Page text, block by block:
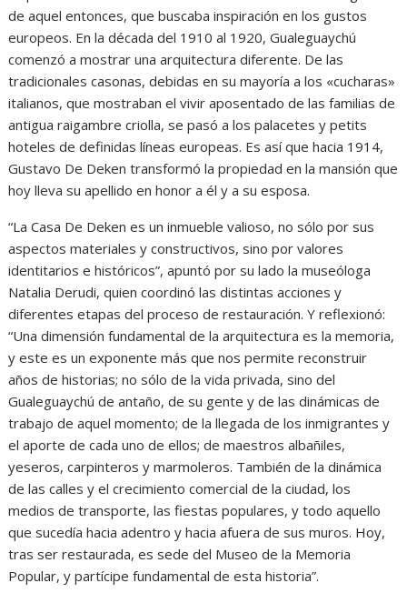
de aquel entonces, que buscaba inspiración en los gustos
europeos. En la década del 1910 al 1920, Gualeguaychú
comenzó a mostrar una arquitectura diferente. De las
tradicionales casonas, debidas en su mayoría a los «cucharas»
italianos, que mostraban el vivir aposentado de las familias de
antigua raigambre criolla, se pasó a los palacetes y petits
hoteles de definidas líneas europeas. Es así que hacia 1914,
Gustavo De Deken transformó la propiedad en la mansión que
hoy lleva su apellido en honor a él y a su esposa.
“La Casa De Deken es un inmueble valioso, no sólo por sus
aspectos materiales y constructivos, sino por valores
identitarios e históricos”, apuntó por su lado la museóloga
Natalia Derudi, quien coordinó las distintas acciones y
diferentes etapas del proceso de restauración. Y reflexionó:
“Una dimensión fundamental de la arquitectura es la memoria,
y este es un exponente más que nos permite reconstruir
años de historias; no sólo de la vida privada, sino del
Gualeguaychú de antaño, de su gente y de las dinámicas de
trabajo de aquel momento; de la llegada de los inmigrantes y
el aporte de cada uno de ellos; de maestros albañiles,
yeseros, carpinteros y marmoleros. También de la dinámica
de las calles y el crecimiento comercial de la ciudad, los
medios de transporte, las fiestas populares, y todo aquello
que sucedía hacia adentro y hacia afuera de sus muros. Hoy,
tras ser restaurada, es sede del Museo de la Memoria
Popular, y partícipe fundamental de esta historia”.